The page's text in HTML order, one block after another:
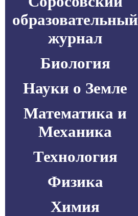
образовательный
журнал
Биология
Науки о Земле
Математика и
Механика
Технология
Физика
Химия